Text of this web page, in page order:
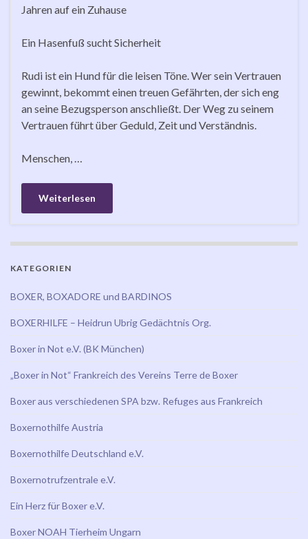
Jahren auf ein Zuhause
Ein Hasenfuß sucht Sicherheit
Rudi ist ein Hund für die leisen Töne. Wer sein Vertrauen
gewinnt, bekommt einen treuen Gefährten, der sich eng
an seine Bezugsperson anschließt. Der Weg zu seinem
Vertrauen führt über Geduld, Zeit und Verständnis.
Menschen, …
Weiterlesen
KATEGORIEN
BOXER, BOXADORE und BARDINOS
BOXERHILFE – Heidrun Ubrig Gedächtnis Org.
Boxer in Not e.V. (BK München)
„Boxer in Not“ Frankreich des Vereins Terre de Boxer
Boxer aus verschiedenen SPA bzw. Refuges aus Frankreich
Boxernothilfe Austria
Boxernothilfe Deutschland e.V.
Boxernotrufzentrale e.V.
Ein Herz für Boxer e.V.
Boxer NOAH Tierheim Ungarn